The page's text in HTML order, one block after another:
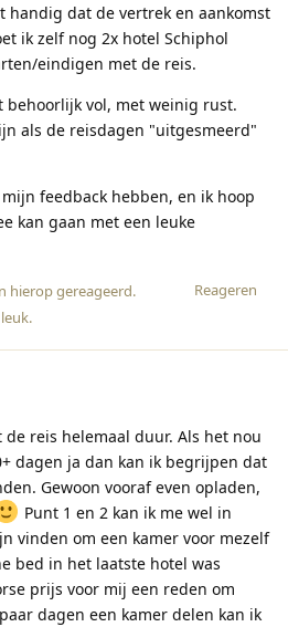
handig dat de vertrek en aankomst
ik zelf nog 2x hotel Schiphol
eindigen met de reis.
behoorlijk vol, met weinig rust.
als de reisdagen "uitgesmeerd"
feedback hebben, en ik hoop
kan gaan met een leuke
Reageren
hierop gereageerd.
.
de reis helemaal duur. Als het nou
dagen ja dan kan ik begrijpen dat
Gewoon vooraf even opladen,
Punt 1 en 2 kan ik me wel in
vinden om een kamer voor mezelf
bed in het laatste hotel was
prijs voor mij een reden om
dagen een kamer delen kan ik